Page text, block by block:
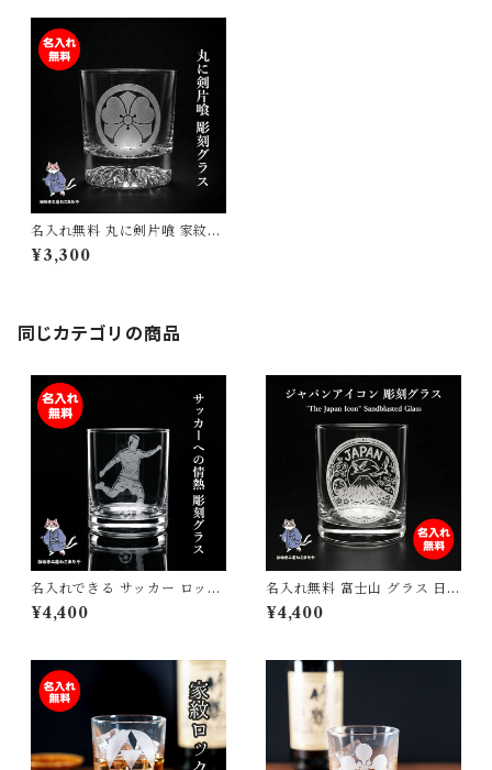
名入れ無料 丸に剣片喰 家紋ロ
ックグラス 受け継がれる想い
を刻む サンドブラスト彫刻 日
¥3,300
同じカテゴリの商品
名入れできる サッカー ロック
グラス 日本製 オリジナルギフ
ト 卒団記念 誕生日プレゼント
¥4,400
名入れ無料 富士山 グラス 日本
製 ロックグラス 彫刻 JAPAN
桜 鶴 達磨 275ml 高級 和モダ
砂吹き工房ねこまたや
¥4,400